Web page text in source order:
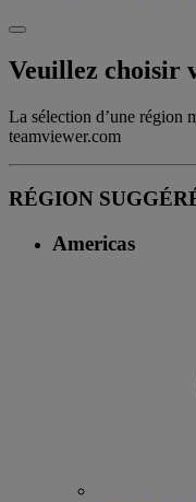
Veuillez choisir
La sélection d’une région
teamviewer.com
RÉGION
Americas